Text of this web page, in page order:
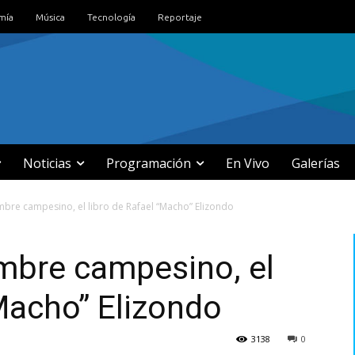
Música Tecnología Reportaje
Noticias Programación En Vivo Galerías
campesino, el libro de Rafael “Macho” Elizondo
campesino, el
Elizondo
0
3138